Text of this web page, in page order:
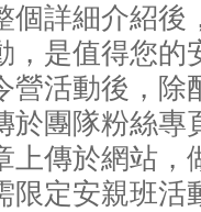
個詳細介紹
，是值得您的
營活動後，除
於團隊粉絲專
上傳於網站，
限定安親班活